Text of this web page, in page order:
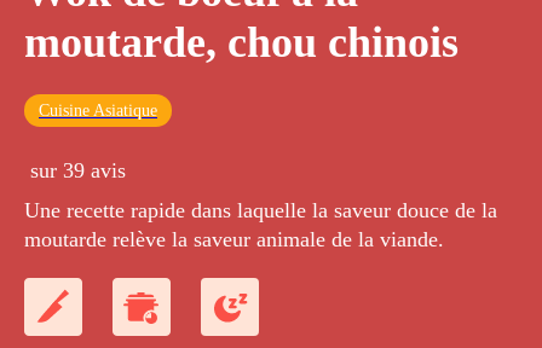
moutarde, chou chinois
Cuisine Asiatique
sur 39 avis
Une recette rapide dans laquelle la saveur douce de la
moutarde relève la saveur animale de la viande.